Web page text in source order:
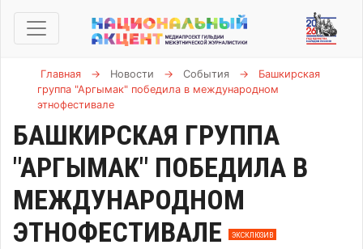
Главная → Новости → События →
Башкирская
группа "Аргымак" победила в международном
этнофестивале
БАШКИРСКАЯ ГРУППА
"АРГЫМАК" ПОБЕДИЛА В
МЕЖДУНАРОДНОМ
ЭТНОФЕСТИВАЛЕ
ЭКСКЛЮЗИВ